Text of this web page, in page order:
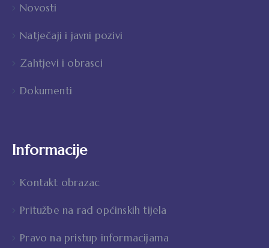
Novosti
Natječaji i javni pozivi
Zahtjevi i obrasci
Dokumenti
Informacije
Kontakt obrazac
Pritužbe na rad općinskih tijela
Pravo na pristup informacijama